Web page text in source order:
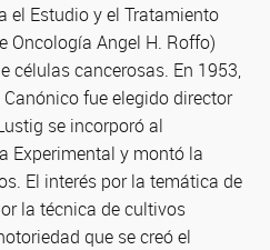
el Estudio y el Tratamiento
Oncología Angel H. Roffo)
células cancerosas. En 1953,
fue elegido director
se incorporó al
Experimental y montó la
El interés por la temática de
la técnica de cultivos
que se creó el